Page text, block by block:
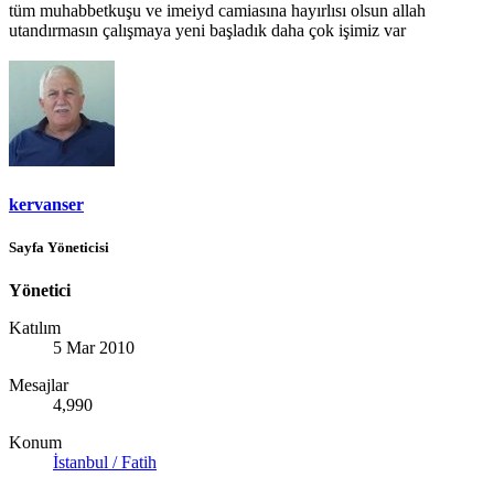
tüm muhabbetkuşu ve imeiyd camiasına hayırlısı olsun allah
utandırmasın çalışmaya yeni başladık daha çok işimiz var
kervanser
Sayfa Yöneticisi
Yönetici
Katılım
5 Mar 2010
Mesajlar
4,990
Konum
İstanbul / Fatih